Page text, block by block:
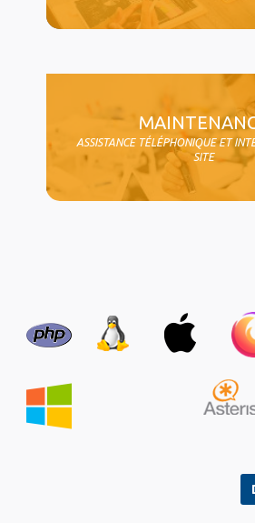
ASSISTANCE TÉLÉPHONIQUE ET
SITE